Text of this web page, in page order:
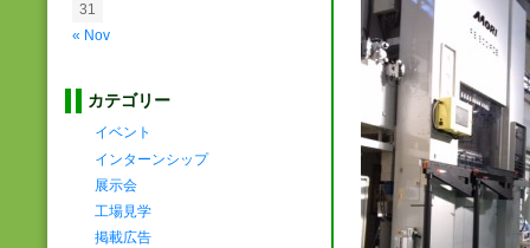
« Nov
31
カテゴリー
イベント
インターンシップ
展示会
工場見学
掲載広告